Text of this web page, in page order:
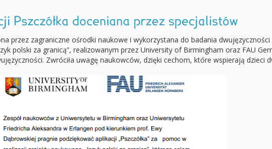
Pszczółka doceniana przez specjalistów
przez zagraniczne ośrodki naukowe i wykorzystana do badania
polski za granicą”, realizowanym przez University of Birmingham oraz FAU
Zwróciła uwagę naukowców, dzięki cechom, które wspierają dzieci